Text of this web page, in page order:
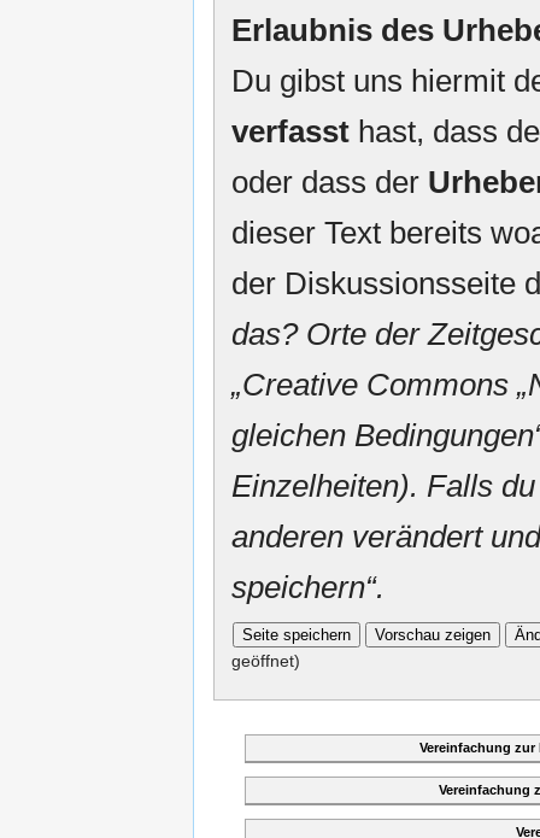
Erlaubnis des
Du gibst uns hiermit
verfasst hast, dass
oder dass der
dieser Text bereits
der Diskussionsseite
das? Orte der
„Creative Commons
gleichen
Einzelheiten). Falls
anderen verändert
speichern“.
geöffnet)
Vereinfachung
Vereinfachung